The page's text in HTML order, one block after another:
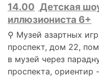
14.00 Детская
иллюзиониста 6+
⚲ Музей азартных
проспект, дом 22,
в музей через
проспекта, ориентир